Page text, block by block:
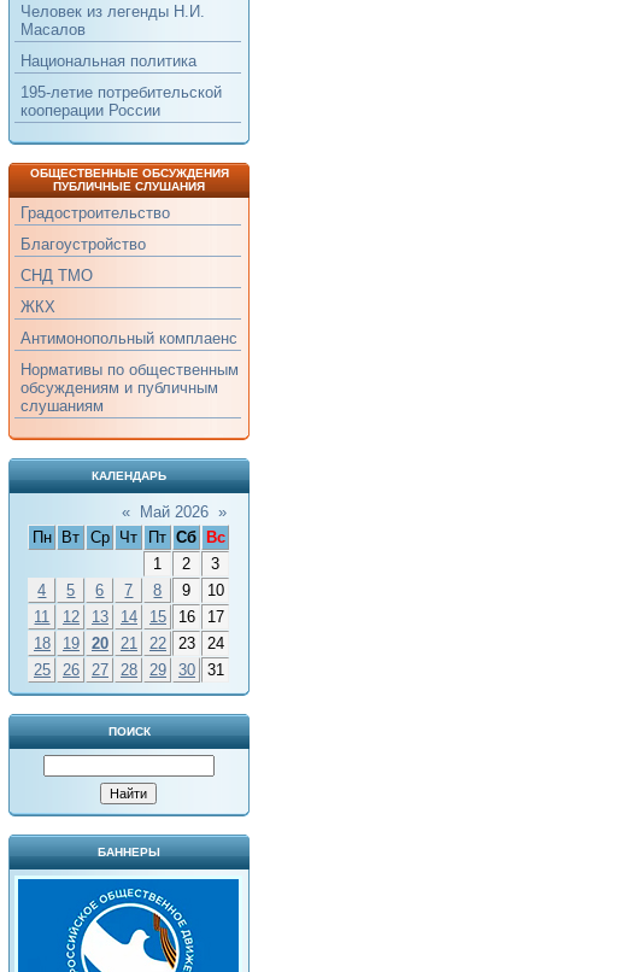
Человек из легенды Н.И.
Масалов
Национальная политика
195-летие потребительской
кооперации России
ОБЩЕСТВЕННЫЕ ОБСУЖДЕНИЯ
ПУБЛИЧНЫЕ СЛУШАНИЯ
Градостроительство
Благоустройство
СНД ТМО
ЖКХ
Антимонопольный комплаенс
Нормативы по общественным
обсуждениям и публичным
слушаниям
КАЛЕНДАРЬ
« Май 2026 »
Пн
Вт Ср Чт Пт Сб
Вс
1
2
3
4
5 6 7 8 9
10
11
12 13 14 15 16
17
18
19 20 21 22 23
24
25
26 27 28 29 30 31
ПОИСК
БАННЕРЫ